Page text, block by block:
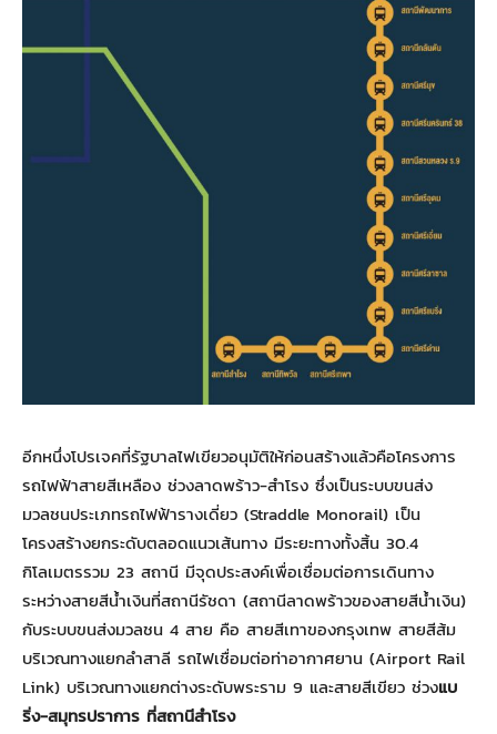
อีกหนึ่งโปรเจคที่รัฐบาลไฟเขียวอนุมัติให้ก่อนสร้างแล้วคือโครงการ
รถไฟฟ้าสายสีเหลือง ช่วงลาดพร้าว-สำโรง ซึ่งเป็นระบบขนส่ง
มวลชนประเภทรถไฟฟ้ารางเดี่ยว (Straddle Monorail) เป็น
โครงสร้างยกระดับตลอดแนวเส้นทาง มีระยะทางทั้งสิ้น 30.4
กิโลเมตรรวม 23 สถานี มีจุดประสงค์เพื่อเชื่อมต่อการเดินทาง
ระหว่างสายสีน้ำเงินที่สถานีรัชดา (สถานีลาดพร้าวของสายสีน้ำเงิน)
กับระบบขนส่งมวลชน 4 สาย คือ สายสีเทาของกรุงเทพ สายสีส้ม
บริเวณทางแยกลำสาลี รถไฟเชื่อมต่อท่าอากาศยาน (Airport Rail
Link) บริเวณทางแยกต่างระดับพระราม 9 และสายสีเขียว ช่วงแบ
ริ่ง-สมุทรปราการ ที่สถานีสำโรง